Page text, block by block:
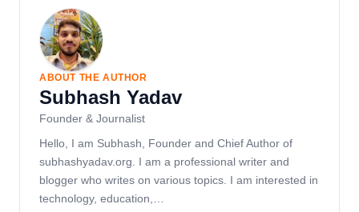
ABOUT THE AUTHOR
Subhash Yadav
Founder & Journalist
Hello, I am Subhash, Founder and Chief Author of
subhashyadav.org. I am a professional writer and
blogger who writes on various topics. I am interested in
technology, education,…